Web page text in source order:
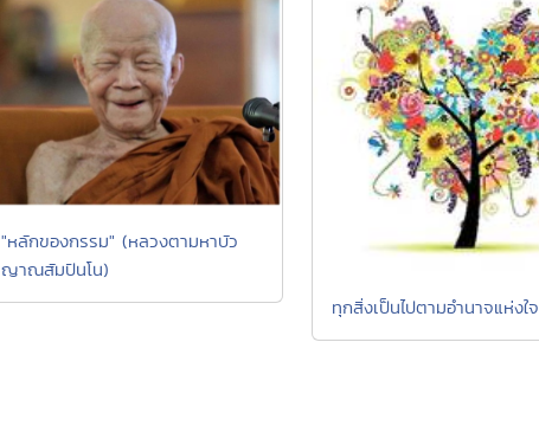
"หลักของกรรม" (หลวงตามหาบัว
ญาณสัมปันโน)
ทุกสิ่งเป็นไปตามอำนาจแห่งใจ